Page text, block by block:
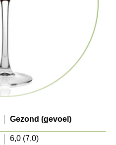
Gezond (gevoel)
6,0 (7,0)